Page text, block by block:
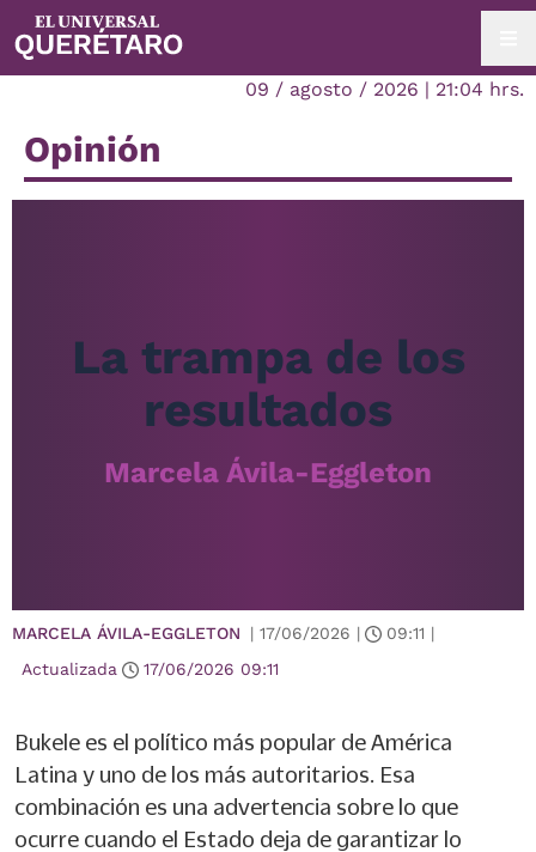
09 / agosto / 2026 | 21:04 hrs.
Opinión
La trampa de los
resultados
Marcela Ávila-Eggleton
MARCELA ÁVILA-EGGLETON | 17/06/2026 | 09:11 |
Actualizada
17/06/2026 09:11
Bukele es el político más popular de América
Latina y uno de los más autoritarios. Esa
combinación es una advertencia sobre lo que
ocurre cuando el Estado deja de garantizar lo